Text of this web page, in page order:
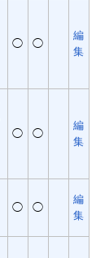
◯ ◯
編
集
◯ ◯
編
集
◯ ◯
編
集